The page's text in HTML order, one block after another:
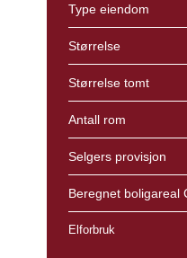
Type eiendom
Størrelse
Størrelse tomt
Antall rom
Selgers provisjon
Beregnet boligareal
Elforbruk